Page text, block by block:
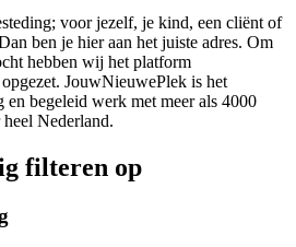
voor jezelf, je kind, een cliënt of
ben je hier aan het juiste adres. Om
hebben wij het platform
opgezet. JouwNieuwePlek is het
begeleid werk met meer als 4000
Nederland.
filteren op